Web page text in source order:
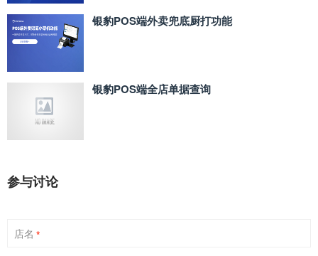
银豹POS端外卖兜底厨打功能
银豹POS端全店单据查询
参与讨论
店名 *